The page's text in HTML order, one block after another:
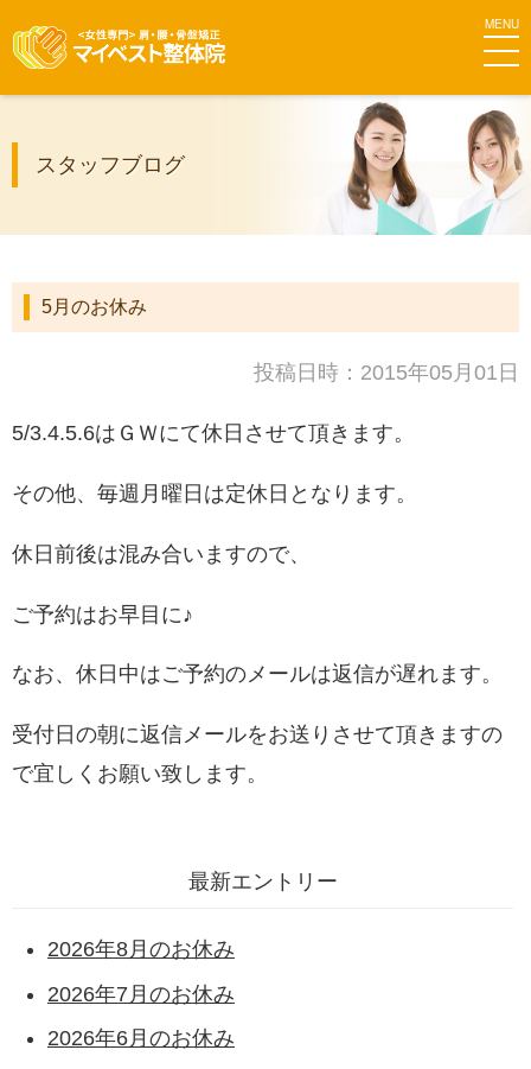
ト整体院
グループ
スタッフブログ
5月のお休み
投稿日時：2015年05月01日
5/3.4.5.6はＧＷにて休日させて頂きます。
その他、毎週月曜日は定休日となります。
休日前後は混み合いますので、
ご予約はお早目に♪
なお、休日中はご予約のメールは返信が遅れます。
受付日の朝に返信メールをお送りさせて頂きますの
で宜しくお願い致します。
最新エントリー
2026年8月のお休み
2026年7月のお休み
2026年6月のお休み